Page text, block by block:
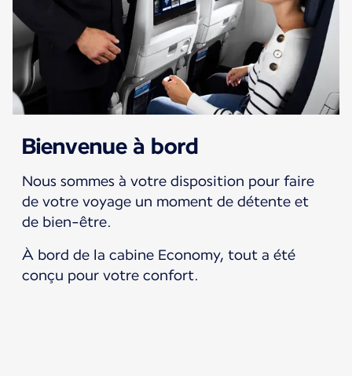
Bienvenue à bord
Nous sommes à votre disposition pour faire
de votre voyage un moment de détente et
de bien-être.
À bord de la cabine Economy, tout a été
conçu pour votre confort.